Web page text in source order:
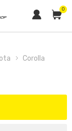
0
Corolla